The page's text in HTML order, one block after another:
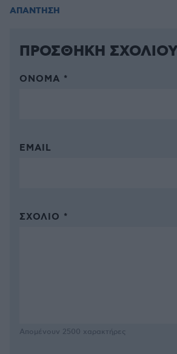
ΑΠΑΝΤΗΣΗ
ΠΡΟΣΘΗΚΗ ΣΧΟΛΙΟΥ
ΌΝΟΜΑ *
EMAIL
ΣΧΌΛΙΟ *
Απομένουν 2500 χαρακτήρες